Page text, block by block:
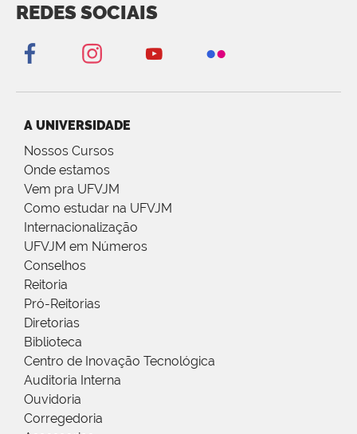
REDES SOCIAIS
A UNIVERSIDADE
Nossos Cursos
Onde estamos
Vem pra UFVJM
Como estudar na UFVJM
Internacionalização
UFVJM em Números
Conselhos
Reitoria
Pró-Reitorias
Diretorias
Biblioteca
Centro de Inovação Tecnológica
Auditoria Interna
Ouvidoria
Corregedoria